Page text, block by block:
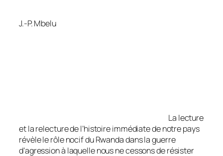
J.-P. Mbelu
La lecture
et la relecture de l’histoire immédiate de notre pays
révèle le rôle nocif du Rwanda dans la guerre
d’agression à laquelle nous ne cessons de résister